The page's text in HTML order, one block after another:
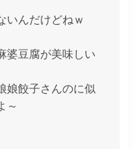
いんだけどねｗ
婆豆腐が美味しい
娘餃子さんのに似
～